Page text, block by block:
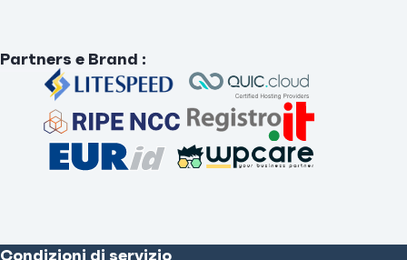
Partners e Brand :
Condizioni di servizio